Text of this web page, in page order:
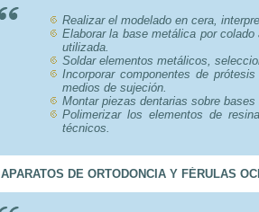
Realizar el modelado en cera,
Elaborar la base metálica por
utilizada.
Soldar elementos metálicos,
Incorporar componentes de
medios de sujeción.
Montar piezas dentarias sobre
Polimerizar los elementos de
técnicos.
APARATOS DE ORTODONCIA Y FÉRULAS